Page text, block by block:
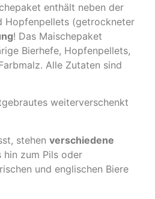
enthält neben der
Hopfenpellets (getrockneter
! Das Maischepaket
Bierhefe, Hopfenpellets,
Alle Zutaten sind
weiterverschenkt
stehen verschiedene
hin zum Pils oder
und englischen Biere